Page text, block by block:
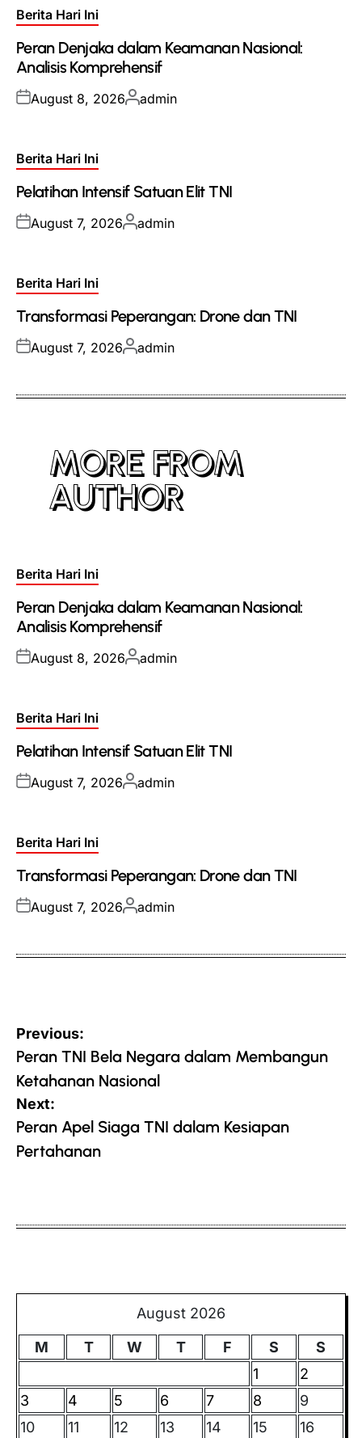
Posted
Berita Hari Ini
Peran Denjaka dalam Keamanan Nasional:
Analisis Komprehensif
Posted
August 8, 2026Posted
admin
Posted
Berita Hari Ini
Pelatihan Intensif Satuan Elit TNI
Posted
August 7, 2026Posted
admin
Posted
Berita Hari Ini
Transformasi Peperangan: Drone dan TNI
Posted
August 7, 2026Posted
admin
MORE FROM
AUTHOR
Posted
Berita Hari Ini
Peran Denjaka dalam Keamanan Nasional:
Analisis Komprehensif
Posted
August 8, 2026Posted
admin
Posted
Berita Hari Ini
Pelatihan Intensif Satuan Elit TNI
Posted
August 7, 2026Posted
admin
Posted
Berita Hari Ini
Transformasi Peperangan: Drone dan TNI
Posted
August 7, 2026Posted
admin
Post
navigation
Previous:
Peran TNI Bela Negara dalam Membangun
Ketahanan Nasional
Next:
Peran Apel Siaga TNI dalam Kesiapan
Pertahanan
August 2026
M
T W T F S
S
1
2
3
4 5 6 7 8
9
10
11 12 13 14 15 16